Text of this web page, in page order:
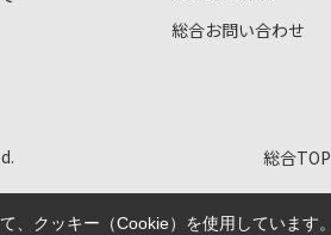
総合お問い合わせ
総合TOP
、クッキー（Cookie）を使用しています。